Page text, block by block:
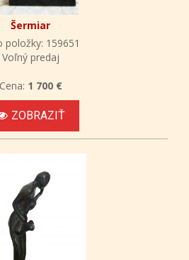
Šermiar
položky: 159651
Voľný predaj
Cena: 1 700 €
ZOBRAZIŤ